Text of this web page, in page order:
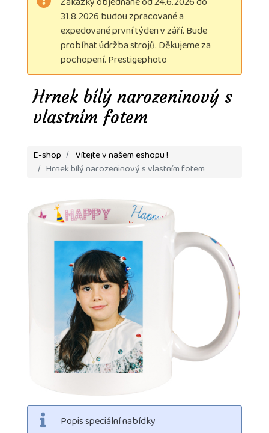
31.8.2026 budou zpracované a
expedované první týden v září. Bude
probíhat údržba strojů. Děkujeme za
pochopení. Prestigephoto
Hrnek bílý narozeninový s
vlastním fotem
E-shop Vítejte v našem eshopu !
Hrnek bílý narozeninový s vlastním fotem
Popis speciální nabídky